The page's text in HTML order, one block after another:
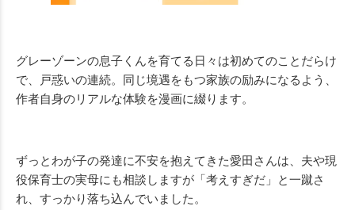
グレーゾーンの息子くんを育てる日々は初めてのことだらけ
で、戸惑いの連続。同じ境遇をもつ家族の励みになるよう、
作者自身のリアルな体験を漫画に綴ります。
ずっとわが子の発達に不安を抱えてきた愛田さんは、夫や現
役保育士の実母にも相談しますが「考えすぎだ」と一蹴さ
れ、すっかり落ち込んでいました。